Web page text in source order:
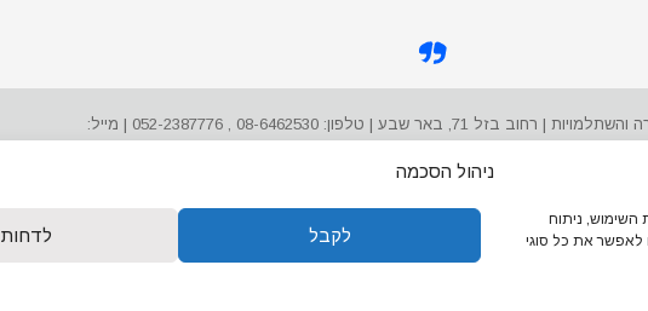
ניהול הסכמה
השימוש, ניתוח
לאפשר את כל סוגי
לקבל לדחות
| המכללה הטכנולוגית – המרכז להכשרה והשתלמויות | רחוב בזל 71, באר שבע | טלפון: 08-6462530 , 052-2387776‏ | מייל: